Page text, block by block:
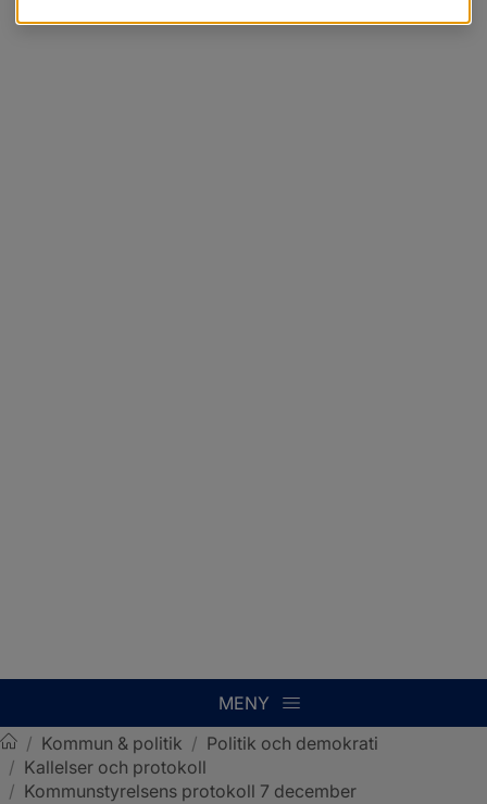
MENY
Sotenäs kommun
/ Kommun & politik / Politik och demokrati
/ Kallelser och protokoll
/ Kommunstyrelsens protokoll 7 december